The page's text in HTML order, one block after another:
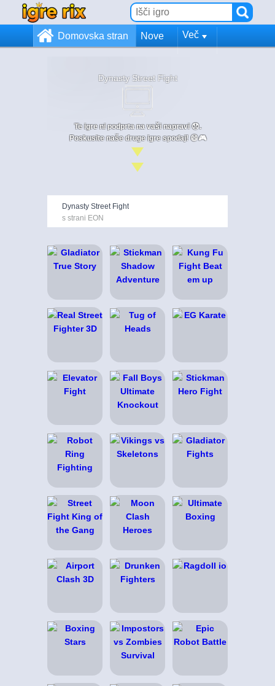
Domovska stran Nove Več
Dynasty Street Fight
Te igre ni podprta na vaši napravi 😞.
Poskusite naše druge igre spodaj! 😄🎮
Dynasty Street Fight
s strani EON